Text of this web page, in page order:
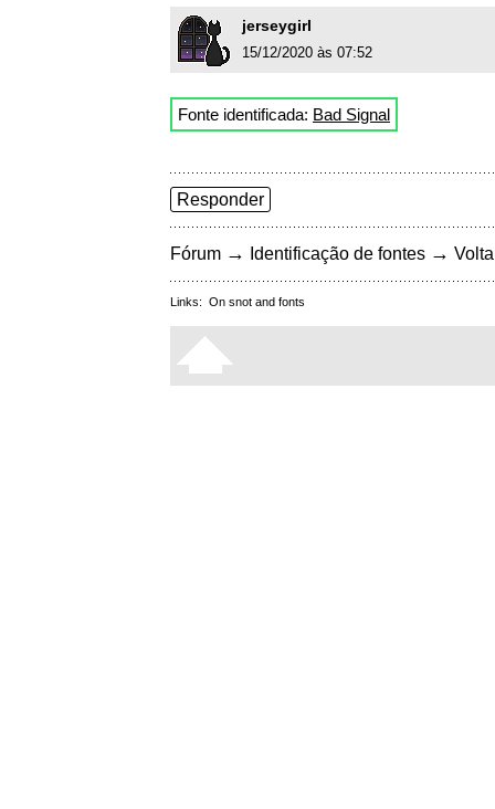
jerseygirl
15/12/2020 às 07:52
Fonte identificada: Bad Signal
Responder
Fórum → Identificação de fontes →
Links: On snot and fonts